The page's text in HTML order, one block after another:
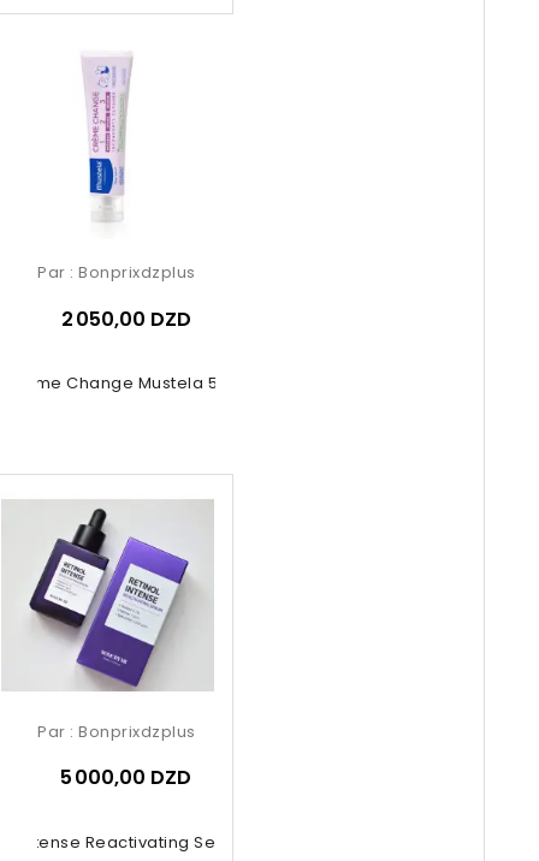
Crème Change Mustela 50ml
Par : Bonprixdzplus
2 050,00 DZD
Intense Reactivating Serum 30ml
Par : Bonprixdzplus
5 000,00 DZD